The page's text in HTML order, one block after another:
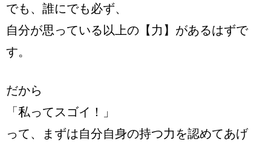
でも、誰にでも必ず、
自分が思っている以上の【力】があるはずで
す。
だから
「私ってスゴイ！」
って、まずは自分自身の持つ力を認めてあげ